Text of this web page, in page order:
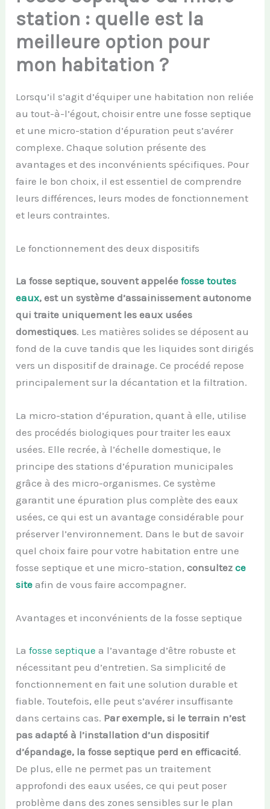
station : quelle est la
meilleure option pour
mon habitation ?
Lorsqu’il s’agit d’équiper une habitation non reliée
au tout-à-l’égout, choisir entre une fosse septique
et une micro-station d’épuration peut s’avérer
complexe. Chaque solution présente des
avantages et des inconvénients spécifiques. Pour
faire le bon choix, il est essentiel de comprendre
leurs différences, leurs modes de fonctionnement
et leurs contraintes.
Le fonctionnement des deux dispositifs
La fosse septique, souvent appeléefosse toutes
eaux, est un système d’assainissement autonome
qui traite uniquement les eaux usées
domestiques. Les matières solides se déposent au
fond de la cuve tandis que les liquides sont dirigés
vers un dispositif de drainage. Ce procédé repose
principalement sur la décantation et la filtration.
La micro-station d’épuration, quant à elle, utilise
des procédés biologiques pour traiter les eaux
usées. Elle recrée, à l’échelle domestique, le
principe des stations d’épuration municipales
grâce à des micro-organismes. Ce système
garantit une épuration plus complète des eaux
usées, ce qui est un avantage considérable pour
préserver l’environnement. Dans le but de savoir
quel choix faire pour votre habitation entre une
fosse septique et une micro-station,consultezce
site afin de vous faire accompagner.
Avantages et inconvénients de la fosse septique
La fosse septique a l’avantage d’être robuste et
nécessitant peu d’entretien. Sa simplicité de
fonctionnement en fait une solution durable et
fiable. Toutefois, elle peut s’avérer insuffisante
dans certains cas. Par exemple, si le terrain n’est
pas adapté à l’installation d’un dispositif
d’épandage, la fosse septique perd en efficacité.
De plus, elle ne permet pas un traitement
approfondi des eaux usées, ce qui peut poser
problème dans des zones sensibles sur le plan